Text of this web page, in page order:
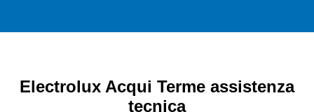
Electrolux Acqui Terme assistenza
tecnica